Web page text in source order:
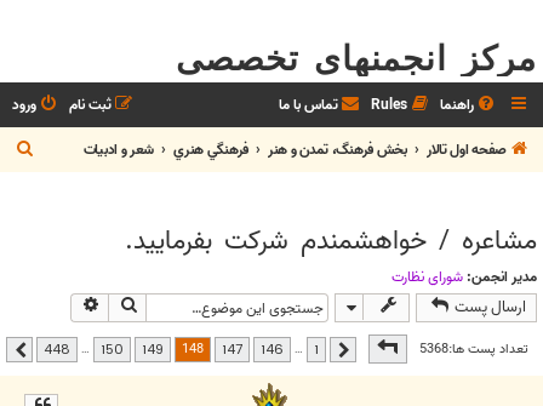
مرکز انجمنهای تخصصی
راهنما Rules تماس با ما ورود
ثبت نام
صفحه اول تالار
بخش فرهنگ، تمدن و هنر فرهنگي هنري شعر و ادبيات
ج
س
مشاعره / خواهشمندم شرکت بفرماييد.
مدیر انجمن: شوراي نظارت
ارسال پست جستجو
تعداد پست ها:5368
صفحه148از 448 قبلی …
146
147
148
149
150
…
448 بعدی